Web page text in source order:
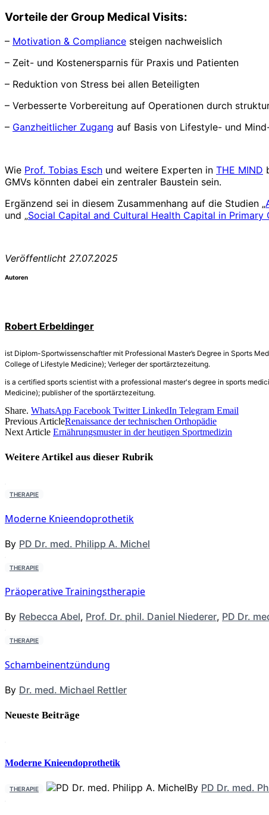
Vorteile der Group Medical Visits:
– Motivation & Compliance steigen nachweislich
– Zeit- und Kostenersparnis für Praxis und Patienten
– Reduktion von Stress bei allen Beteiligten
– Verbesserte Vorbereitung auf Operationen durch
– Ganzheitlicher Zugang auf Basis von Lifestyle- und
Wie Prof. Tobias Esch und weitere Experten in THE MIND
GMVs könnten dabei ein zentraler Baustein sein.
Ergänzend sei in diesem Zusammenhang auf die Studien „
und „Social Capital and Cultural Health Capital in
Veröffentlicht 27.07.2025
Autoren
Robert Erbeldinger
ist Diplom-Sportwissenschaftler mit Professional Master’s Degree in Sports
College of Lifestyle Medicine); Verleger der sportärztezeitung.
is a certified sports scientist with a professional master's degree in sports
Medicine); publisher of the sportärztezeitung.
Share. WhatsApp Facebook Twitter LinkedIn Telegram Email
Previous ArticleRenaissance der technischen Orthopädie
Next Article Ernährungsmuster in der heutigen Sportmedizin
Weitere Artikel aus dieser Rubrik
THERAPIE
Moderne Knieendoprothetik
By PD Dr. med. Philipp A. Michel
THERAPIE
Präoperative Trainingstherapie
By Rebecca Abel, Prof. Dr. phil. Daniel Niederer, PD Dr.
THERAPIE
Schambeinentzündung
By Dr. med. Michael Rettler
Neueste Beiträge
Moderne Knieendoprothetik
THERAPIE By PD Dr. med.